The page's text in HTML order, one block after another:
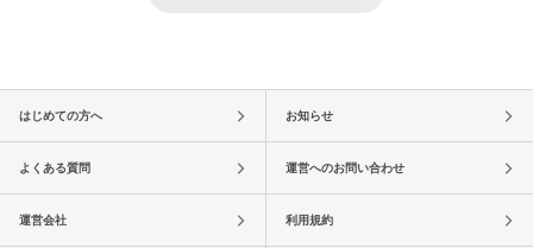
はじめての方へ お知らせ
よくある質問 運営へのお問い合わせ
運営会社 利用規約